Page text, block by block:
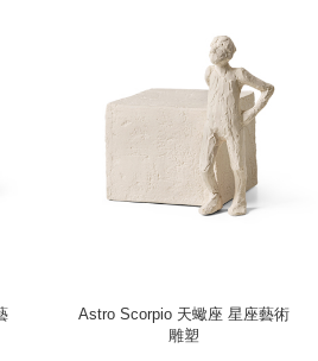
Astro Scorpio 天蠍座 星座藝術
雕塑